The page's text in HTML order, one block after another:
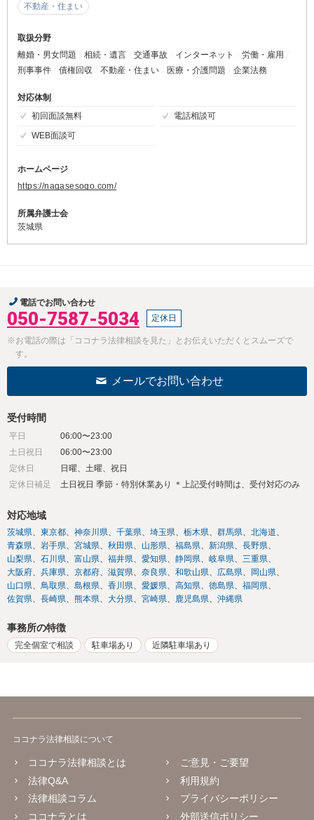
不動産・住まい
取扱分野
離婚・男女問題
相続・遺言 交通事故 インターネット
労働・雇用
刑事事件
債権回収 不動産・住まい 医療・介護問題 企業法務
対応体制
初回面談無料
電話相談可
WEB面談可
ホームページ
https://nagasesogo.com/
所属弁護士会
茨城県
電話でお問い合わせ
050-7587-5034 定休日
※お電話の際は「ココナラ法律相談を見た」とお伝えいただくとスムーズで
す。
メールでお問い合わせ
受付時間
平日
06:00〜23:00
土日祝日
06:00〜23:00
定休日
日曜、土曜、祝日
定休日補足
土日祝日 季節・特別休業あり ＊上記受付時間は、受付対応のみ
対応地域
茨城県 東京都 神奈川県 千葉県 埼玉県 栃木県 群馬県
北海道
青森県
岩手県 宮城県 秋田県 山形県 福島県 新潟県
長野県
山梨県
石川県 富山県 福井県 愛知県 静岡県 岐阜県
三重県
大阪府
兵庫県 京都府 滋賀県 奈良県 和歌山県 広島県
岡山県
山口県
鳥取県 島根県 香川県 愛媛県 高知県 徳島県
福岡県
佐賀県
長崎県 熊本県 大分県 宮崎県 鹿児島県 沖縄県
事務所の特徴
完全個室で相談 駐車場あり 近隣駐車場あり
ココナラ法律相談について
ココナラ法律相談とは
法律Q&A
法律相談コラム
ココナラとは
ご意見・ご要望
利用規約
プライバシーポリシー
外部送信ポリシー